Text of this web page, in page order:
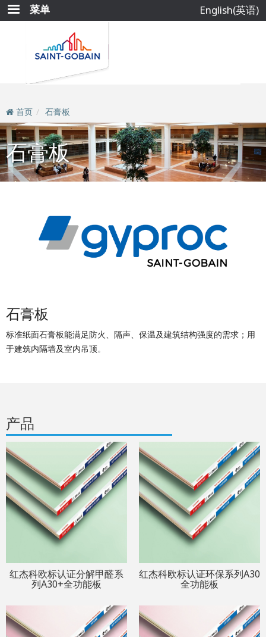
跳
转
菜单 English(英语)
首页 石膏板
石膏板
石膏板
标准纸面石膏板能满足防火、隔声、保温及建筑结构强度的需求；用
于建筑内隔墙及室内吊顶。
产品
红杰科欧标认证分解甲醛系
列A30+全功能板
红杰科欧标认证环保系列A30
全功能板